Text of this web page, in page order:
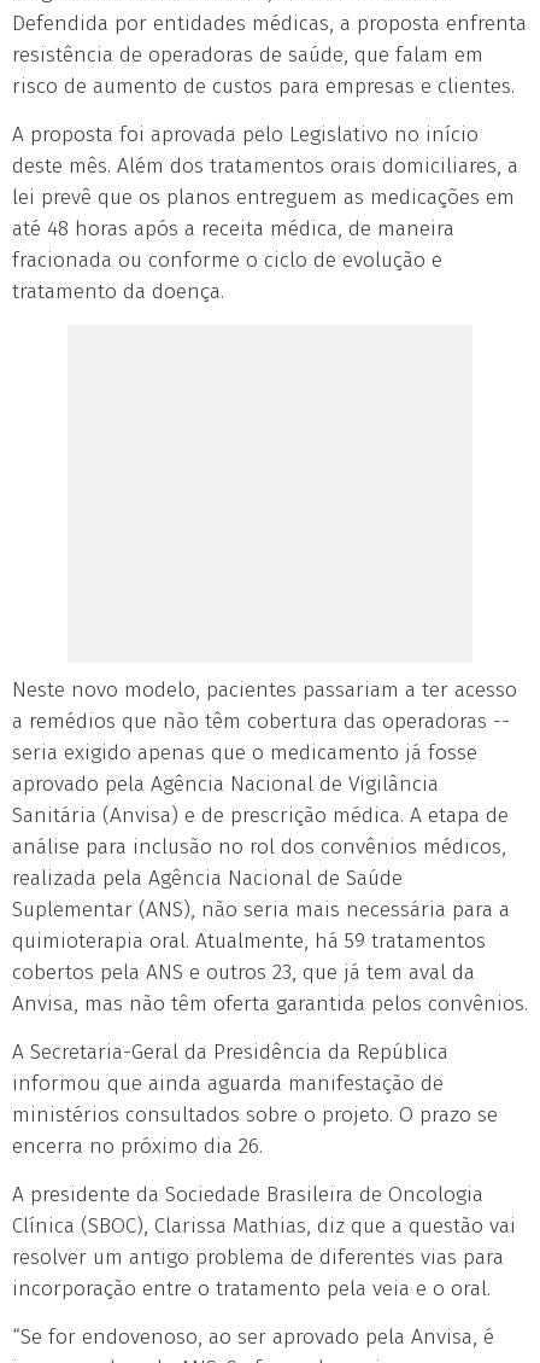
Defendida por entidades médicas, a proposta enfrenta
resistência de operadoras de saúde, que falam em
risco de aumento de custos para empresas e clientes.
A proposta foi aprovada pelo Legislativo no início
deste mês. Além dos tratamentos orais domiciliares, a
lei prevê que os planos entreguem as medicações em
até 48 horas após a receita médica, de maneira
fracionada ou conforme o ciclo de evolução e
tratamento da doença.
Neste novo modelo, pacientes passariam a ter acesso
a remédios que não têm cobertura das operadoras --
seria exigido apenas que o medicamento já fosse
aprovado pela Agência Nacional de Vigilância
Sanitária (Anvisa) e de prescrição médica. A etapa de
análise para inclusão no rol dos convênios médicos,
realizada pela Agência Nacional de Saúde
Suplementar (ANS), não seria mais necessária para a
quimioterapia oral. Atualmente, há 59 tratamentos
cobertos pela ANS e outros 23, que já tem aval da
Anvisa, mas não têm oferta garantida pelos convênios.
A Secretaria-Geral da Presidência da República
informou que ainda aguarda manifestação de
ministérios consultados sobre o projeto. O prazo se
encerra no próximo dia 26.
A presidente da Sociedade Brasileira de Oncologia
Clínica (SBOC), Clarissa Mathias, diz que a questão vai
resolver um antigo problema de diferentes vias para
incorporação entre o tratamento pela veia e o oral.
“Se for endovenoso, ao ser aprovado pela Anvisa, é